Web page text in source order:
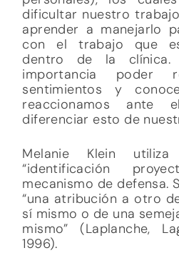
dificultar nuestro
aprender a manejarlo
con el trabajo que
dentro de la clínica.
importancia poder
sentimientos y
reaccionamos ante
diferenciar esto de
Melanie Klein
“identificación
mecanismo de defensa.
“una atribución a otro
sí mismo o de una
mismo” (Laplanche,
1996).